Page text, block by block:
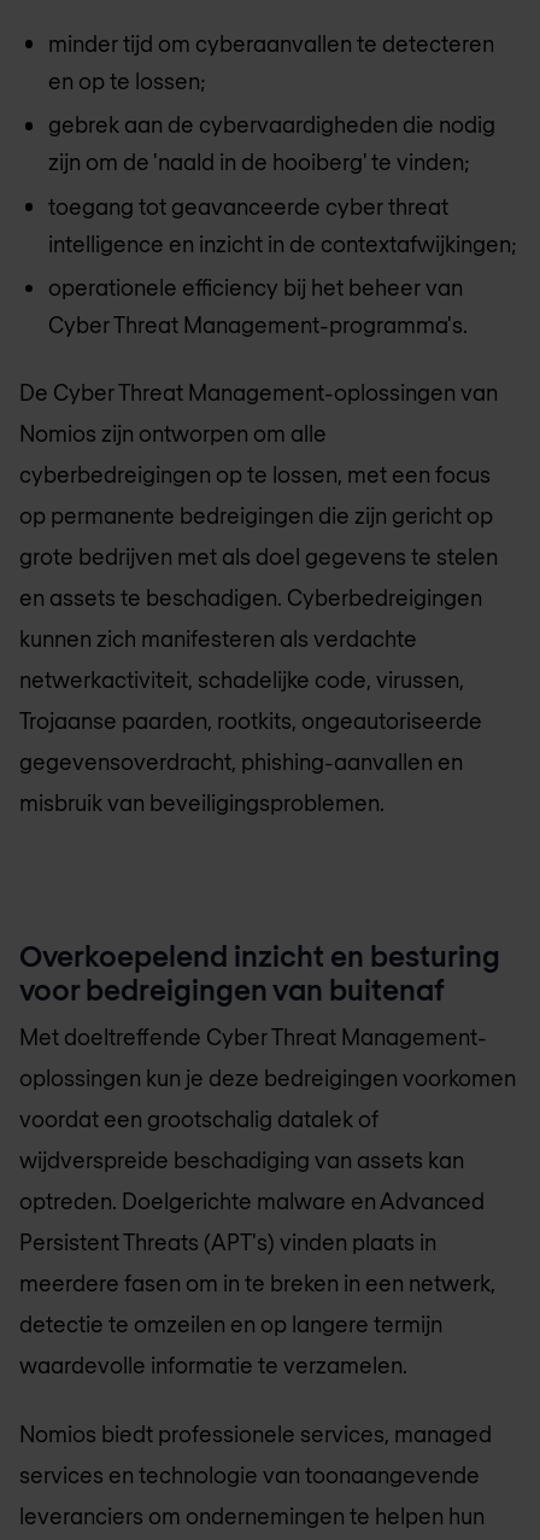
minder tijd om cyberaanvallen te detecteren
en op te lossen;
gebrek aan de cybervaardigheden die nodig
zijn om de 'naald in de hooiberg' te vinden;
toegang tot geavanceerde cyber threat
intelligence en inzicht in de contextafwijkingen;
operationele efficiency bij het beheer van
Cyber Threat Management-programma's.
De Cyber Threat Management-oplossingen van
Nomios zijn ontworpen om alle
cyberbedreigingen op te lossen, met een focus
op permanente bedreigingen die zijn gericht op
grote bedrijven met als doel gegevens te stelen
en assets te beschadigen. Cyberbedreigingen
kunnen zich manifesteren als verdachte
netwerkactiviteit, schadelijke code, virussen,
Trojaanse paarden, rootkits, ongeautoriseerde
gegevensoverdracht, phishing-aanvallen en
misbruik van beveiligingsproblemen.
Overkoepelend inzicht en besturing
voor bedreigingen van buitenaf
Met doeltreffende Cyber Threat Management-
oplossingen kun je deze bedreigingen voorkomen
voordat een grootschalig datalek of
wijdverspreide beschadiging van assets kan
optreden. Doelgerichte malware en Advanced
Persistent Threats (APT's) vinden plaats in
meerdere fasen om in te breken in een netwerk,
detectie te omzeilen en op langere termijn
waardevolle informatie te verzamelen.
Nomios biedt professionele services, managed
services en technologie van toonaangevende
leveranciers om ondernemingen te helpen hun